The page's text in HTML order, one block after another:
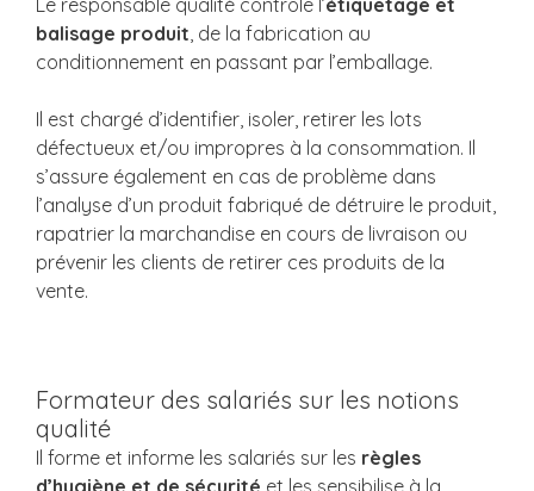
Le responsable qualité contrôle l’étiquetage et
balisage produit, de la fabrication au
conditionnement en passant par l’emballage.
Il est chargé d’identifier, isoler, retirer les lots
défectueux et/ou impropres à la consommation. Il
s’assure également en cas de problème dans
l’analyse d’un produit fabriqué de détruire le produit,
rapatrier la marchandise en cours de livraison ou
prévenir les clients de retirer ces produits de la
vente.
Formateur des salariés sur les notions
qualité
Il forme et informe les salariés sur les règles